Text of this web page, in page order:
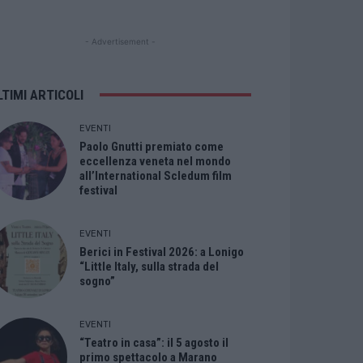
- Advertisement -
ARTICOLI
EVENTI
Paolo Gnutti premiato come
eccellenza veneta nel mondo
all’International Scledum film
festival
EVENTI
Berici in Festival 2026: a Lonigo
“Little Italy, sulla strada del
sogno”
EVENTI
“Teatro in casa”: il 5 agosto il
primo spettacolo a Marano